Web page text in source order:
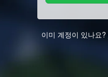
이미 계정이 있나요?